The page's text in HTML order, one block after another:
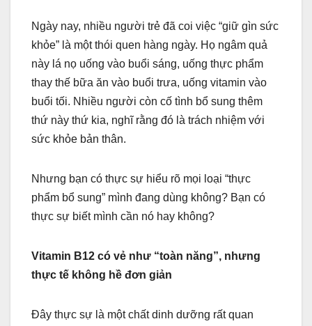
Ngày nay, nhiều người trẻ đã coi việc “giữ gìn sức
khỏe” là một thói quen hàng ngày. Họ ngâm quả
này lá nọ uống vào buổi sáng, uống thực phẩm
thay thế bữa ăn vào buổi trưa, uống vitamin vào
buổi tối. Nhiều người còn cố tình bổ sung thêm
thứ này thứ kia, nghĩ rằng đó là trách nhiệm với
sức khỏe bản thân.
Nhưng bạn có thực sự hiểu rõ mọi loại “thực
phẩm bổ sung” mình đang dùng không? Bạn có
thực sự biết mình cần nó hay không?
Vitamin B12 có vẻ như “toàn năng”, nhưng
thực tế không hề đơn giản
Đây thực sự là một chất dinh dưỡng rất quan